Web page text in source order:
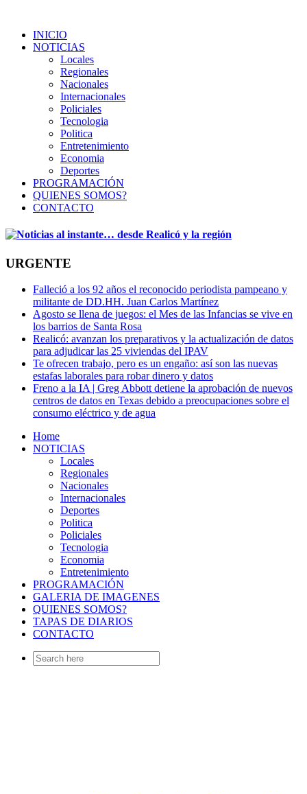
INICIO
NOTICIAS
Locales
Regionales
Nacionales
Internacionales
Policiales
Tecnologia
Politica
Entretenimiento
Economia
Deportes
PROGRAMACIÓN
QUIENES SOMOS?
CONTACTO
URGENTE
Falleció a los 92 años el reconocido periodista pampeano y
militante de DD.HH. Juan Carlos Martínez
Agosto se llena de juegos: el Mes de las Infancias se vive en
los barrios de Santa Rosa
Realicó: avanzan los preparativos y la actualización de datos
para adjudicar las 25 viviendas del IPAV
Te ofrecen trabajo, pero es un engaño: así son las nuevas
estafas laborales para robar dinero y datos
Freno a la IA | Greg Abbott detiene la aprobación de nuevos
centros de datos en Texas debido a preocupaciones sobre el
consumo eléctrico y de agua
Home
NOTICIAS
Locales
Regionales
Nacionales
Internacionales
Deportes
Politica
Policiales
Tecnologia
Economia
Entretenimiento
PROGRAMACIÓN
GALERIA DE IMAGENES
QUIENES SOMOS?
TAPAS DE DIARIOS
CONTACTO
Search
for: